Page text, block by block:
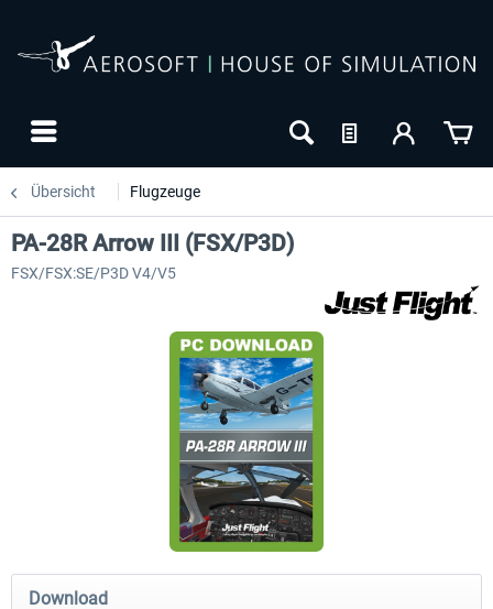
Übersicht Flugzeuge
Airbus Bundle iFly Jets - The 737NG for
PA-28R Arrow III (FSX/P3D)
FSX/FSX:SE/P3D V4/V5
Download